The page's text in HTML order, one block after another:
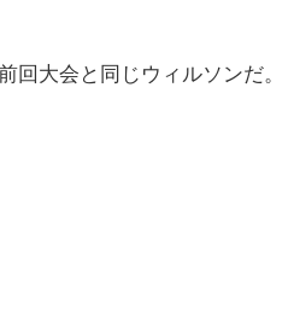
回大会と同じウィルソンだ。